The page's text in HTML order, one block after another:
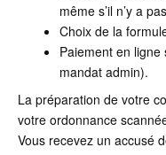
même s’il n’y a
Choix de la
Paiement en
mandat admin).
La préparation de votre
votre ordonnance
Vous recevez un accusé